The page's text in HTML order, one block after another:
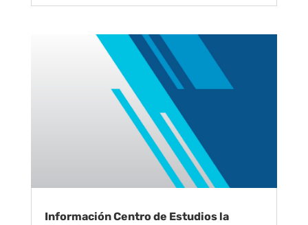
Información Centro de Estudios la